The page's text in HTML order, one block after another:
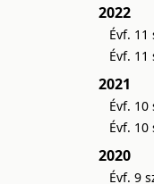
2022
Évf. 11
Évf. 11
2021
Évf. 10
Évf. 10
2020
Évf. 9